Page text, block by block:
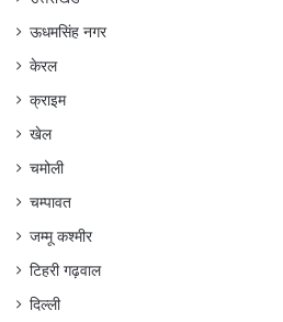
ऊधमसिंह नगर
केरल
क्राइम
खेल
चमोली
चम्पावत
जम्मू कश्मीर
टिहरी गढ़वाल
दिल्ली